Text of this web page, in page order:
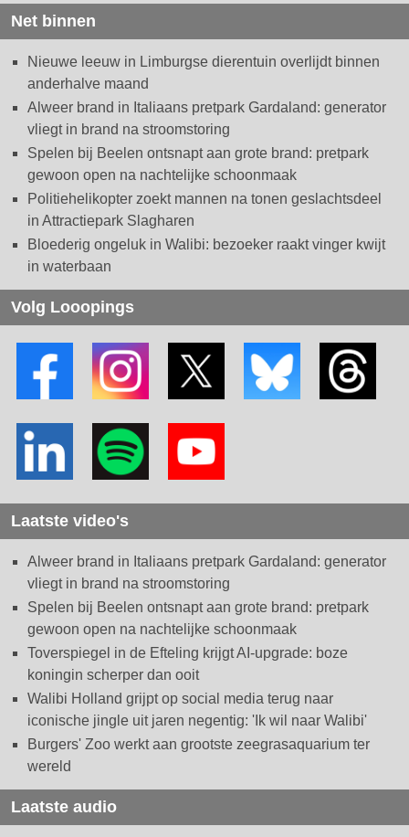
Net binnen
Nieuwe leeuw in Limburgse dierentuin overlijdt binnen
anderhalve maand
Alweer brand in Italiaans pretpark Gardaland: generator
vliegt in brand na stroomstoring
Spelen bij Beelen ontsnapt aan grote brand: pretpark
gewoon open na nachtelijke schoonmaak
Politiehelikopter zoekt mannen na tonen geslachtsdeel
in Attractiepark Slagharen
Bloederig ongeluk in Walibi: bezoeker raakt vinger kwijt
in waterbaan
Volg Looopings
Laatste video's
Alweer brand in Italiaans pretpark Gardaland: generator
vliegt in brand na stroomstoring
Spelen bij Beelen ontsnapt aan grote brand: pretpark
gewoon open na nachtelijke schoonmaak
Toverspiegel in de Efteling krijgt AI-upgrade: boze
koningin scherper dan ooit
Walibi Holland grijpt op social media terug naar
iconische jingle uit jaren negentig: 'Ik wil naar Walibi'
Burgers' Zoo werkt aan grootste zeegrasaquarium ter
wereld
Laatste audio